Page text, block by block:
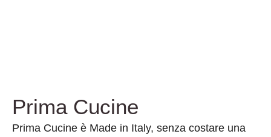
Prima Cucine
Prima Cucine è Made in Italy, senza costare una